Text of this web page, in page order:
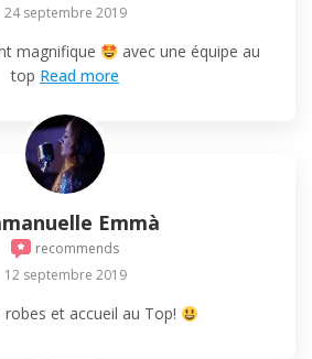
24 septembre 2019
magnifique
avec une équipe au
top Read more
Emmà
recommends
12 septembre 2019
et accueil au Top!